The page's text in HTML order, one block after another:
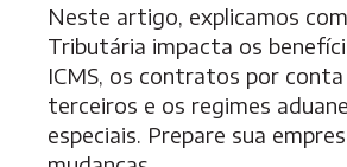
Neste artigo, explicamos
Tributária impacta os
ICMS, os contratos por
terceiros e os regimes
especiais. Prepare sua